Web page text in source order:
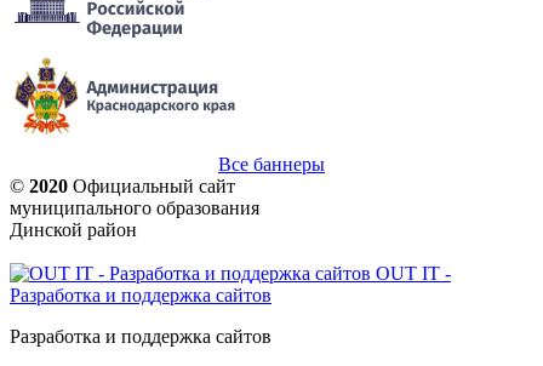
Все баннеры
© 2020 Официальный сайт
муниципального образования
Динской район
OUT IT -
Разработка и поддержка сайтов
Разработка и поддержка сайтов